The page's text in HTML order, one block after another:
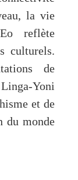
la vie
reflète
culturels.
de
Yoni
et de
du monde